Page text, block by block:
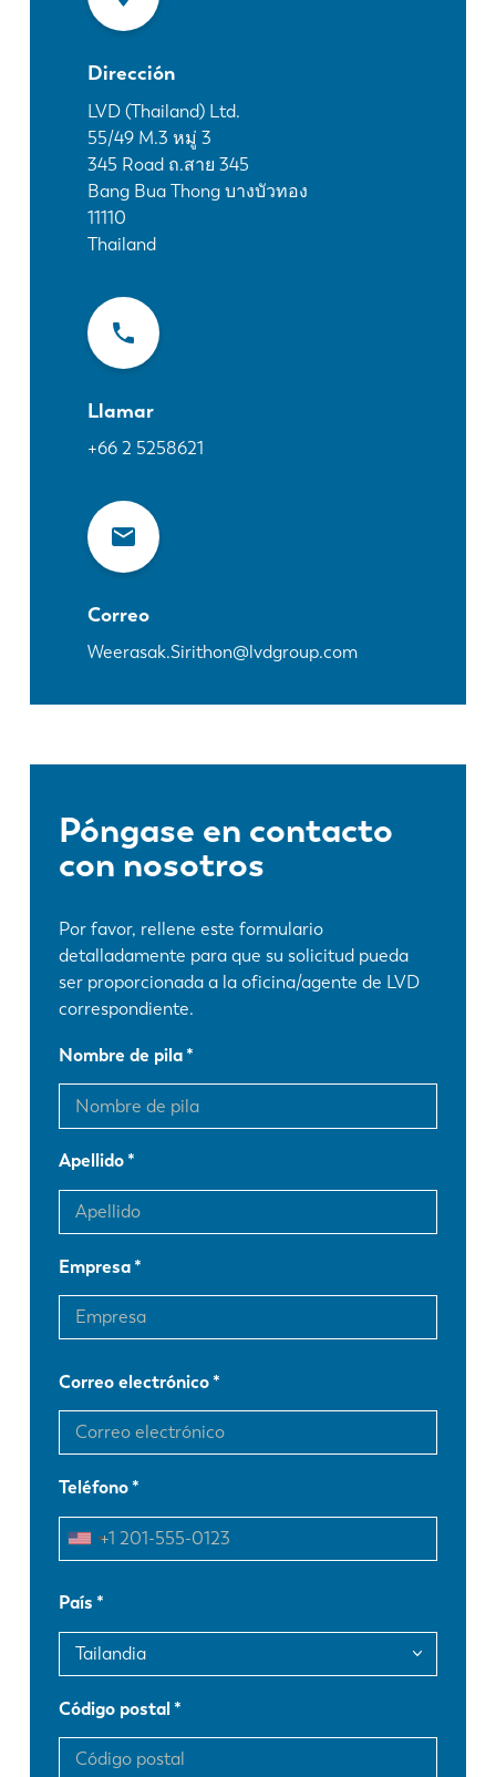
Dirección
LVD (Thailand) Ltd.
55/49 M.3 หมู่ 3
345 Road ถ.สาย 345
Bang Bua Thong บางบัวทอง
11110
Thailand
Llamar
+66 2 5258621
Correo
Weerasak.Sirithon@lvdgroup.com
Póngase en contacto
con nosotros
Por favor, rellene este formulario
detalladamente para que su solicitud pueda
ser proporcionada a la oficina/agente de LVD
correspondiente.
Nombre de pila
Apellido
Empresa
Correo electrónico
Teléfono
País
Código postal
EN NL
DE
ES PT-PT
Descubra LVD
Testimonios
Eventos
Centro de recursos
Industrias y soluciones
Vacantes